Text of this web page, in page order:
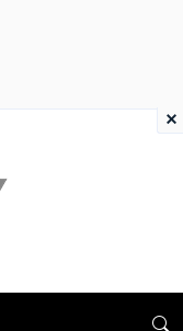
×